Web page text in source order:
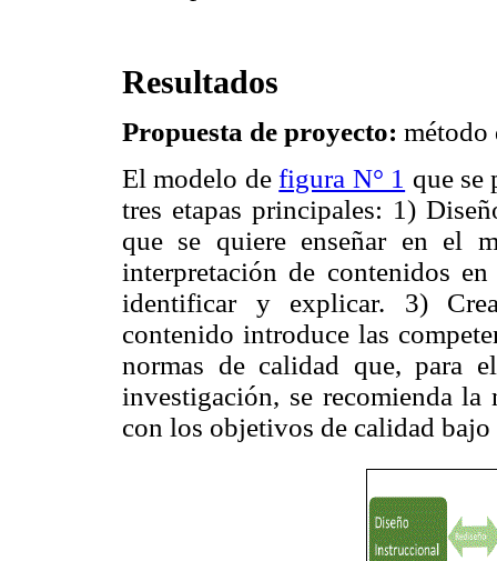
Resultados
Propuesta de proyecto: método
El modelo defigura N° 1 que se
tres etapas principales: 1)
que se quiere enseñar en el
interpretación de contenidos
identificar y explicar. 3)
contenido introduce las
normas de calidad que, para
investigación, se recomienda
con los objetivos de calidad